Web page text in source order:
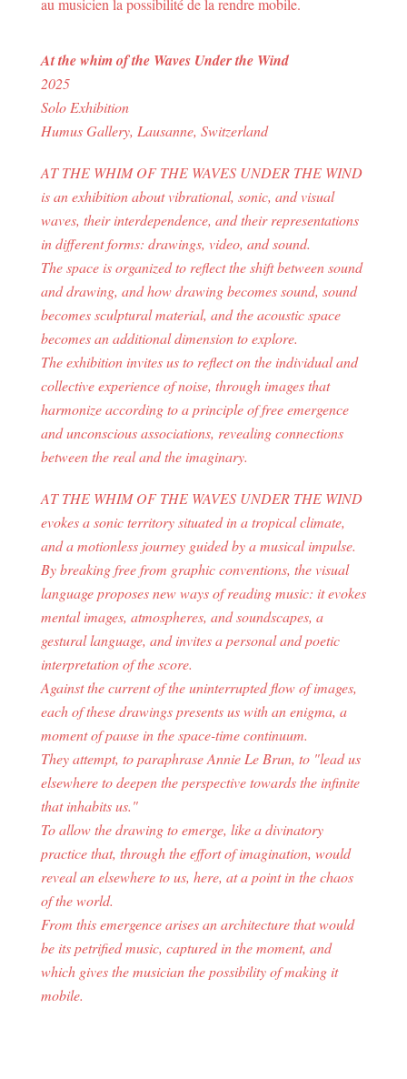
au musicien la possibilité de la rendre mobile.
At the whim of the Waves Under the Wind
2025
Solo Exhibition
Humus Gallery, Lausanne, Switzerland
AT THE WHIM OF THE WAVES UNDER THE WIND
is an exhibition about vibrational, sonic, and visual
waves, their interdependence, and their representations
in different forms: drawings, video, and sound.
The space is organized to reflect the shift between sound
and drawing, and how drawing becomes sound, sound
becomes sculptural material, and the acoustic space
becomes an additional dimension to explore.
The exhibition invites us to reflect on the individual and
collective experience of noise, through images that
harmonize according to a principle of free emergence
and unconscious associations, revealing connections
between the real and the imaginary.
AT THE WHIM OF THE WAVES UNDER THE WIND
evokes a sonic territory situated in a tropical climate,
and a motionless journey guided by a musical impulse.
By breaking free from graphic conventions, the visual
language proposes new ways of reading music: it evokes
mental images, atmospheres, and soundscapes, a
gestural language, and invites a personal and poetic
interpretation of the score.
Against the current of the uninterrupted flow of images,
each of these drawings presents us with an enigma, a
moment of pause in the space-time continuum.
They attempt, to paraphrase Annie Le Brun, to "lead us
elsewhere to deepen the perspective towards the infinite
that inhabits us."
To allow the drawing to emerge, like a divinatory
practice that, through the effort of imagination, would
reveal an elsewhere to us, here, at a point in the chaos
of the world.
From this emergence arises an architecture that would
be its petrified music, captured in the moment, and
which gives the musician the possibility of making it
mobile.